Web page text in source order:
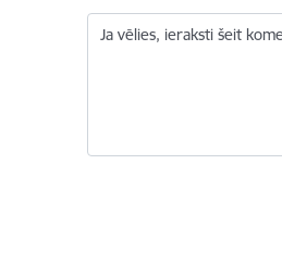
Ja vēlies, ieraksti šeit